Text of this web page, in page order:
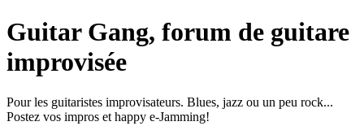
Guitar Gang, forum de guitare
improvisée
Pour les guitaristes improvisateurs. Blues, jazz ou un peu rock...
Postez vos impros et happy e-Jamming!